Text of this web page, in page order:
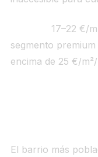
17–22 €/
segmento
encima de 25 €/
El barrio más